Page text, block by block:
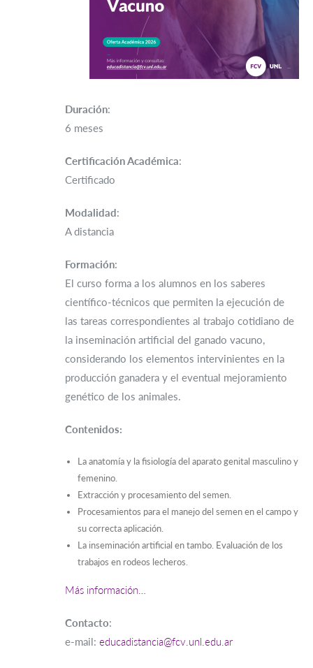
Duración:
6 meses
Certificación Académica:
Certificado
Modalidad:
A distancia
Formación:
El curso forma a los alumnos en los saberes
científico-técnicos que permiten la ejecución de
las tareas correspondientes al trabajo cotidiano de
la inseminación artificial del ganado vacuno,
considerando los elementos intervinientes en la
producción ganadera y el eventual mejoramiento
genético de los animales.
Contenidos:
La anatomía y la fisiología del aparato genital masculino y
femenino.
Extracción y procesamiento del semen.
Procesamientos para el manejo del semen en el campo y
su correcta aplicación.
La inseminación artificial en tambo. Evaluación de los
trabajos en rodeos lecheros.
Más información…
Contacto:
e-mail: educadistancia@fcv.unl.edu.ar